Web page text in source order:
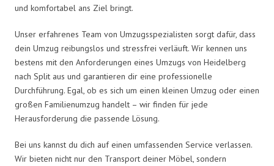
und komfortabel ans Ziel bringt.
Unser erfahrenes Team von Umzugsspezialisten sorgt dafür, dass
dein Umzug reibungslos und stressfrei verläuft. Wir kennen uns
bestens mit den Anforderungen eines Umzugs von Heidelberg
nach Split aus und garantieren dir eine professionelle
Durchführung. Egal, ob es sich um einen kleinen Umzug oder einen
großen Familienumzug handelt – wir finden für jede
Herausforderung die passende Lösung.
Bei uns kannst du dich auf einen umfassenden Service verlassen.
Wir bieten nicht nur den Transport deiner Möbel, sondern